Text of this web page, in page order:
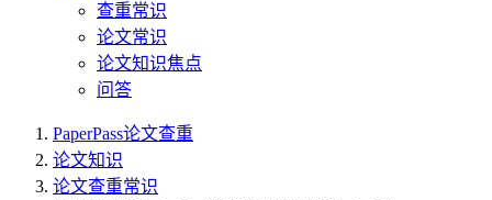
查重常识
论文常识
论文知识焦点
问答
PaperPass论文查重
论文知识
论文查重常识